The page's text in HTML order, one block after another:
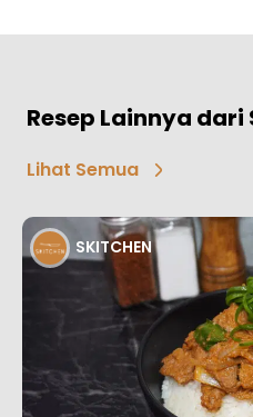
Resep Lainnya dari
Lihat Semua
SKITCHEN